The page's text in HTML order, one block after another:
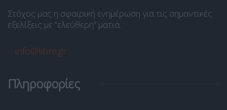
Στόχος μας η σφαιρική ενημέρωση για τις σημαντικές
εξελίξεις με “ελεύθερη” ματιά.
info@libre.gr
Πληροφορίες